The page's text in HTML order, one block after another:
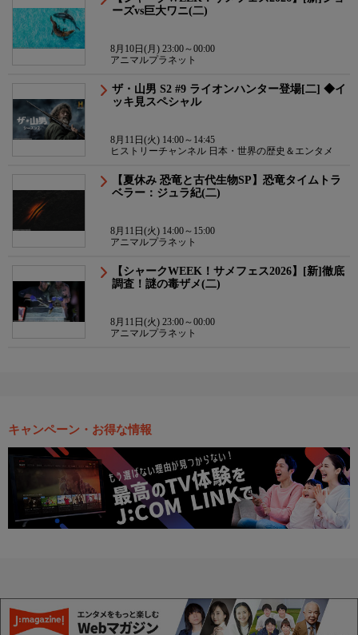
ーズvs巨大ワニ(二)
8月10日(月) 23:00～00:00
アニマルプラネット
ザ・山男 S2 #9 ライオンハンター登場[二] ◆イ
ッキ見スペシャル
8月11日(火) 14:00～14:45
ヒストリーチャンネル 日本・世界の歴史＆エンタメ
【夏休み 恐竜と古代生物SP】恐竜タイムトラ
ベラー：ジュラ紀(二)
8月11日(火) 14:00～15:00
アニマルプラネット
【シャークWEEK！サメフェス2026】[新]徹底
調査！謎の毒ザメ(二)
8月11日(火) 23:00～00:00
アニマルプラネット
キャンペーン・お得な情報